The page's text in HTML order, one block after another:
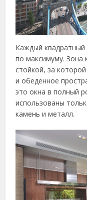
Каждый квадратный
по максимуму. Зона
стойкой, за
и обеденное
это окна в полный
использованы
камень и металл.